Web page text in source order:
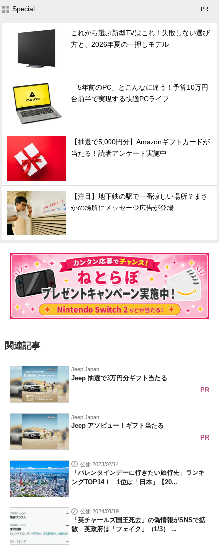
Special - PR -
これから選ぶ新型TVはこれ！失敗しない選び
方と、2026年夏の一押しモデル
「5年前のPC」とこんなに違う！予算10万円
台前半で実現する快適PCライフ
【抽選で5,000円分】Amazonギフトカードが
当たる！読者アンケート実施中
【注目】地下鉄の駅で一番涼しい場所？まさ
かの場所にメッセージ広告が登場
関連記事
Jeep Japan
Jeep 抽選で3万円分ギフト当たる
PR
Jeep Japan
Jeep アソビュー！ギフト当たる
PR
公開 2023/02/14
「バレンタインデーに行きたい旅行先」ランキ
ングTOP14！ 1位は「日本」【20...
公開 2024/03/19
「英チャールズ国王死去」の偽情報がSNSで拡
散 英政府は「フェイク」（1/3） ...